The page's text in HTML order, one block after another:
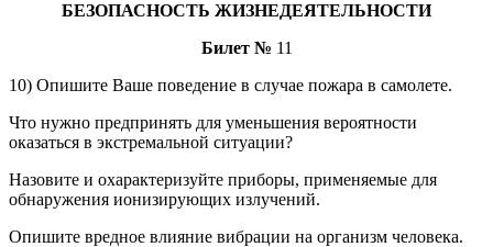
БЕЗОПАСНОСТЬ ЖИЗНЕДЕЯТЕЛЬНОСТИ
Билет № 11
10) Опишите Ваше поведение в случае пожара в самолете.
Что нужно предпринять для уменьшения вероятности
оказаться в экстремальной ситуации?
Назовите и охарактеризуйте приборы, применяемые для
обнаружения ионизирующих излучений.
Опишите вредное влияние вибрации на организм человека.